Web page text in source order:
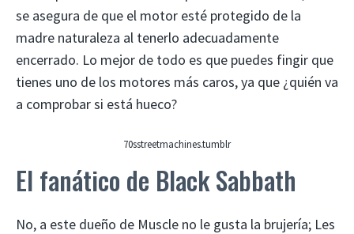
se asegura de que el motor esté protegido de la
madre naturaleza al tenerlo adecuadamente
encerrado. Lo mejor de todo es que puedes fingir que
tienes uno de los motores más caros, ya que ¿quién va
a comprobar si está hueco?
70sstreetmachines.tumblr
El fanático de Black Sabbath
No, a este dueño de Muscle no le gusta la brujería; Les